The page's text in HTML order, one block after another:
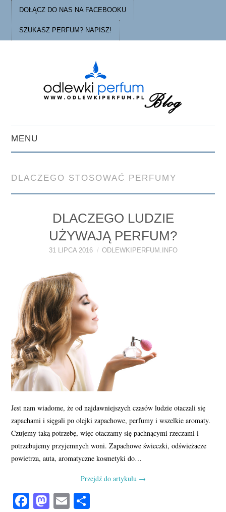
DOŁĄCZ DO NAS NA FACEBOOKU
SZUKASZ PERFUM? NAPISZ!
MENU
O ODLEWKACH
PERFUMY FAQ
SKLEP
DLACZEGO STOSOWAĆ PERFUMY
DLACZEGO LUDZIE
UŻYWAJĄ PERFUM?
31 LIPCA 2016 ODLEWKIPERFUM.INFO
Jest nam wiadome, że od najdawniejszych czasów ludzie otaczali się
zapachami i sięgali po olejki zapachowe, perfumy i wszelkie aromaty.
Czujemy taką potrzebę, więc otaczamy się pachnącymi rzeczami i
potrzebujemy przyjemnych woni. Zapachowe świeczki, odświeżacze
powietrza, auta, aromatyczne kosmetyki do…
Przejdź do artykułu →
Fa M E